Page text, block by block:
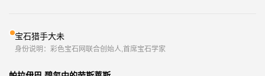
宝石猎手大未
身份说明：彩色宝石网联合创始人,首席宝石学家